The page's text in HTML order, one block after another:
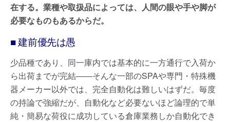
在する。業種や取扱品によっては、人間の眼や手や脚が
必要なものもあるからだ。
■ 建前優先は愚
少品種であり、同一庫内では基本的に一方通行で入荷か
ら出荷までが完結――そんな一部のSPAや専門・特殊機
器メーカー以外では、完全自動化は難しいはずだ。毎度
の持論で強縮だが、自動化など必要ないほど論理的で単
純・簡易な荷役に成功している倉庫業務しか自動化でき